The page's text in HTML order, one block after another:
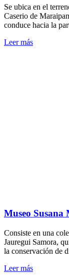
Se ubica en el
Caserio de
conduce hacia la
Leer más
Museo Susana
Consiste en una
Jauregui Samora,
la conservación de
Leer más